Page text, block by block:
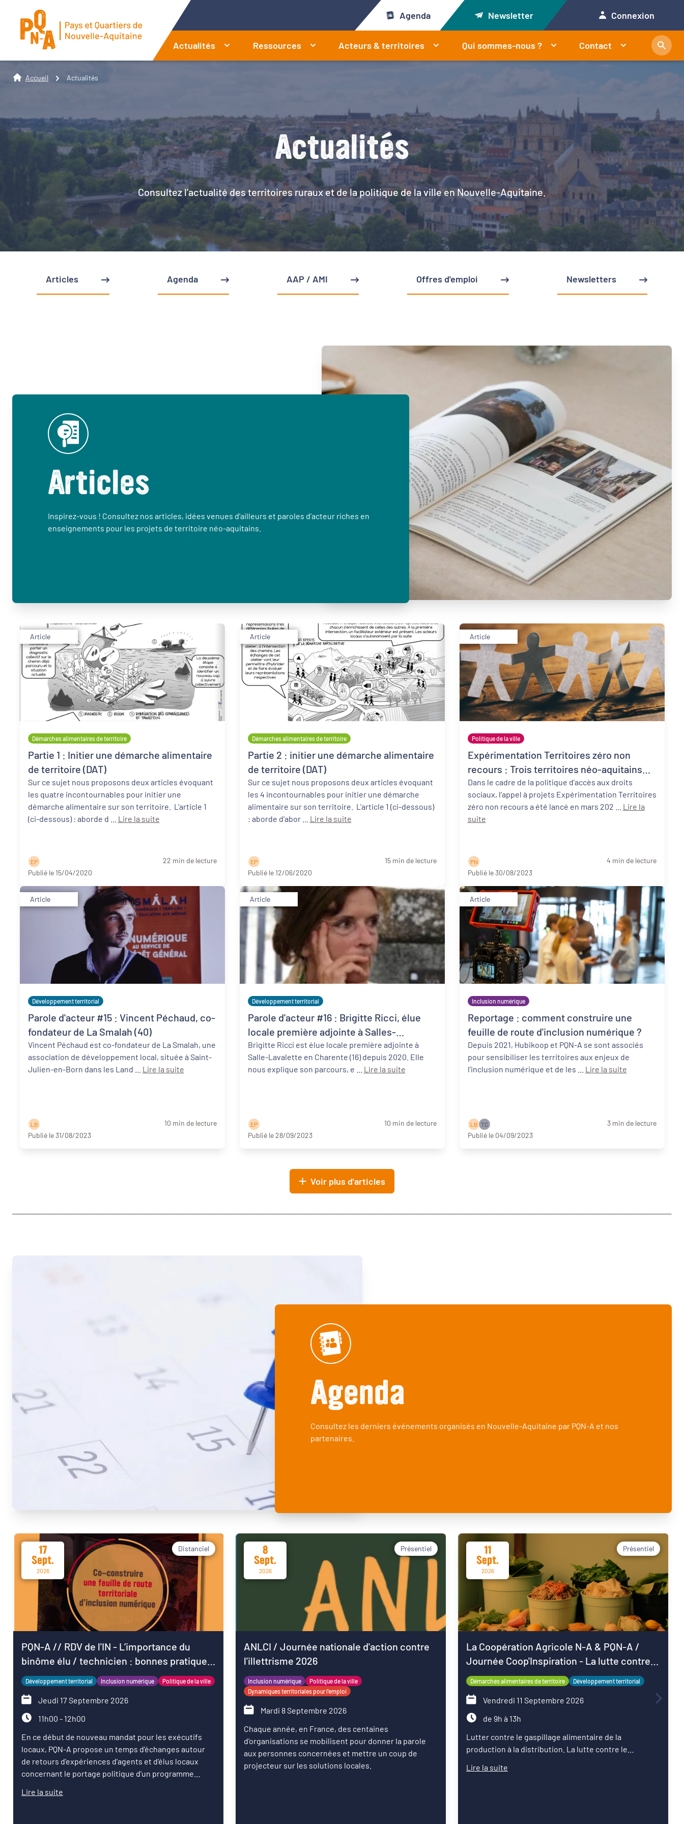
Agenda Newsletter Connexion
Actualités Ressources Acteurs & territoires Qui sommes-nous ? Contact
Accueil Actualités
Actualités
Consultez l’actualité des territoires ruraux et de la politique de la ville en Nouvelle-Aquitaine.
Articles Agenda AAP / AMI Offres d'emploi Newsletters
Articles
Inspirez-vous ! Consultez nos articles, idées venues d’ailleurs et paroles d’acteur riches en
enseignements pour les projets de territoire néo-aquitains.
Article
Démarches alimentaires de territoire
Partie 1 : Initier une démarche alimentaire
de territoire (DAT)
Sur ce sujet nous proposons deux articles évoquant
les quatre incontournables pour initier une
démarche alimentaire sur son territoire. L'article 1
Lire la suite
E P
22 min de lecture
Publié le 15/04/2020
Article
Démarches alimentaires de territoire
Partie 2 : initier une démarche alimentaire
de territoire (DAT)
Sur ce sujet nous proposons deux articles évoquant
les 4 incontournables pour initier une démarche
alimentaire sur son territoire. L'article 1 (ci-dessous)
Lire la suite
E P
15 min de lecture
Publié le 12/06/2020
Article
Politique de la ville
Expérimentation Territoires zéro non
recours : Trois territoires néo-aquitains
participants !
Dans le cadre de la politique d’accès aux droits
sociaux, l’appel à projets Expérimentation Territoires
Lire la
suite
P N
4 min de lecture
Publié le 30/08/2023
Article
Développement territorial
Parole d'acteur #15 : Vincent Péchaud, co-
fondateur de La Smalah (40)
Vincent Péchaud est co-fondateur de La Smalah, une
association de développement local, située à Saint-
Lire la suite
L B
10 min de lecture
Publié le 31/08/2023
Article
Développement territorial
Parole d'acteur #16 : Brigitte Ricci, élue
locale première adjointe à Salles-
Lavalette (16)
Brigitte Ricci est élue locale première adjointe à
Salle-Lavalette en Charente (16) depuis 2020. Elle
Lire la suite
E P
10 min de lecture
Publié le 28/09/2023
Article
Inclusion numérique
Reportage : comment construire une
feuille de route d'inclusion numérique ?
Depuis 2021, Hubikoop et PQN-A se sont associés
pour sensibiliser les territoires aux enjeux de
Lire la suite
L B T C
3 min de lecture
Publié le 04/09/2023
Voir plus d'articles
Agenda
Consultez les derniers événements organisés en Nouvelle-Aquitaine par PQN-A et nos
partenaires.
17
Sept.
2026
Distanciel
PQN-A // RDV de l'IN - L’importance du
binôme élu / technicien : bonnes pratiques
pour démarrer le mandat
Développement territorial Inclusion numérique Politique de la ville
Jeudi 17 Septembre 2026
11h00 - 12h00
En ce début de nouveau mandat pour les exécutifs
locaux, PQN-A propose un temps d'échanges autour
de retours d'expériences d'agents et d'élus locaux
concernant le portage politique d'un programme
Lire la suite
8
Sept.
2026
Présentiel
ANLCI / Journée nationale d'action contre
l'illettrisme 2026
Inclusion numérique
Politique de la ville
Dynamiques territoriales pour l’emploi
Mardi 8 Septembre 2026
Chaque année, en France, des centaines
d’organisations se mobilisent pour donner la parole
aux personnes concernées et mettre un coup de
projecteur sur les solutions locales.
11
Sept.
2026
Présentiel
La Coopération Agricole N-A & PQN-A /
Journée Coop'Inspiration - La lutte contre
le gaspillage alimentaire
Démarches alimentaires de territoire Développement territorial
Vendredi 11 Septembre 2026
de 9h à 13h
Lutter contre le gaspillage alimentaire de la
production à la distribution. La lutte contre le
abordés par les projets alimentaires territoriaux via :
Lire la suite